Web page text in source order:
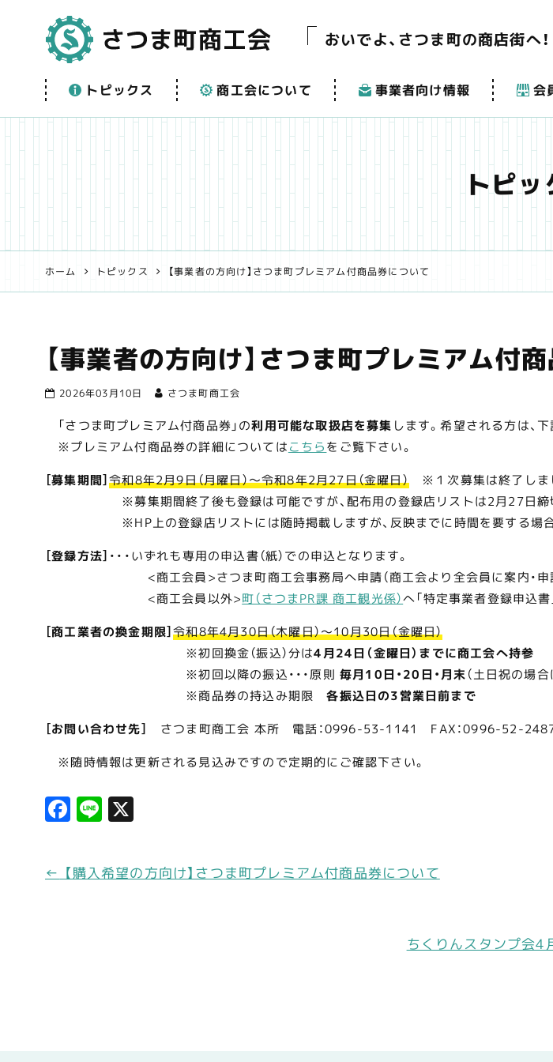
さつま町商工会【公
式】 | 鹿児島県さつ
ま町の事業者支援
と地域振興を応援
します！
おいでよ、さつま町の商店街へ！
トピックス 商工会について 事業者向け情報 会
トピッ
ホーム トピックス 【事業者の方向け】さつま町プレミアム付商品券について
【事業者の方向け】さつま町プレミアム付
2026年03月10日 さつま町商工会
「さつま町プレミアム付商品券」の利用可能な取扱店を募集 します。希望される方は、
※プレミアム付商品券の詳細についてはこちらをご覧下さい。
［募集期間］令和8年2月9日（月曜日）～令和8年2月27日（金曜日）※１次募集は終了しま
※募集期間終了後も登録は可能ですが、配布用の登録店リストは2月27日締切
※HP上の登録店リストには随時掲載しますが、反映までに時間を要する場合
［登録方法］ ・・・いずれも専用の申込書（紙）での申込となります。
<商工会員>さつま町商工会事務局へ申請（商工会より全会員に案内・申請
<商工会員以外>町（さつまPR課 商工観光係）へ「特定事業者登録申込
［商工業者の換金期限］令和8年4月30日（木曜日）～10月30日（金曜日）
※初回換金（振込）分は4月24日（金曜日）までに商工会へ持参
※初回以降の振込・・・原則毎月10日・20日・月末（土日祝の場
※商品券の持込み期限各振込日の3営業日前まで
［お問い合わせ先］
さつま町商工会 本所 電話：0996-53-1141 FAX：0996-52-
※随時情報は更新される見込みですので定期的にご確認下さい。
F
c
e
Li
e
← 【購入希望の方向け】さつま町プレミアム付商品券について
ちくりんスタンプ会4